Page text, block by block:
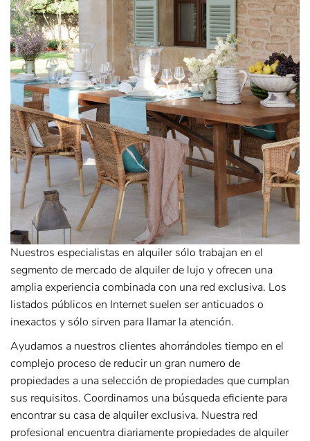
Nuestros especialistas en alquiler sólo trabajan en el
segmento de mercado de alquiler de lujo y ofrecen una
amplia experiencia combinada con una red exclusiva. Los
listados públicos en Internet suelen ser anticuados o
inexactos y sólo sirven para llamar la atención.
Ayudamos a nuestros clientes ahorrándoles tiempo en el
complejo proceso de reducir un gran numero de
propiedades a una selección de propiedades que cumplan
sus requisitos. Coordinamos una búsqueda eficiente para
encontrar su casa de alquiler exclusiva. Nuestra red
profesional encuentra diariamente propiedades de alquiler